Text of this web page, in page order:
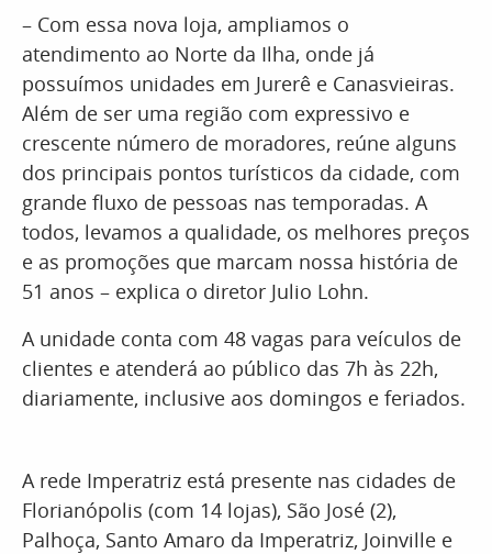
– Com essa nova loja, ampliamos o
atendimento ao Norte da Ilha, onde já
possuímos unidades em Jurerê e Canasvieiras.
Além de ser uma região com expressivo e
crescente número de moradores, reúne alguns
dos principais pontos turísticos da cidade, com
grande fluxo de pessoas nas temporadas. A
todos, levamos a qualidade, os melhores preços
e as promoções que marcam nossa história de
51 anos – explica o diretor Julio Lohn.
A unidade conta com 48 vagas para veículos de
clientes e atenderá ao público das 7h às 22h,
diariamente, inclusive aos domingos e feriados.
A rede Imperatriz está presente nas cidades de
Florianópolis (com 14 lojas), São José (2),
Palhoça, Santo Amaro da Imperatriz, Joinville e